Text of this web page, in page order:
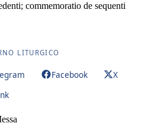
commemoratio de sequenti
LITURGICO
Facebook
X